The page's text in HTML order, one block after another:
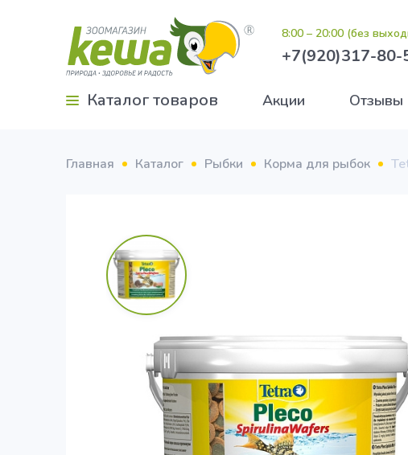
8:00 – 20:00 (без
+7(920)317-80-
Каталог товаров Акции Отзывы
Главная Каталог Рыбки Корма для рыбок